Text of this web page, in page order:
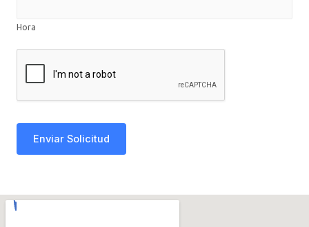
Hora
Enviar Solicitud